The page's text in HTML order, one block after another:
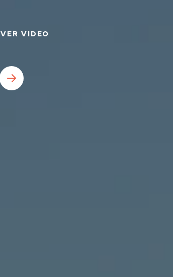
VER VIDEO